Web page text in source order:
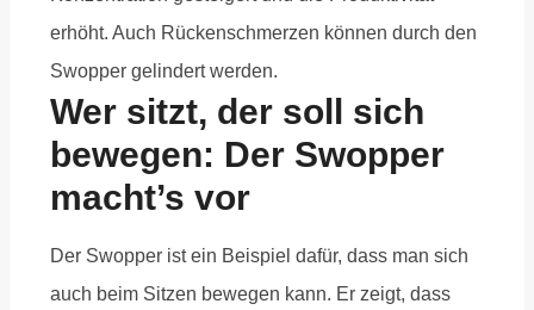
erhöht. Auch Rückenschmerzen können durch den
Swopper gelindert werden.
Wer sitzt, der soll sich
bewegen: Der Swopper
macht’s vor
Der Swopper ist ein Beispiel dafür, dass man sich
auch beim Sitzen bewegen kann. Er zeigt, dass